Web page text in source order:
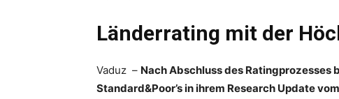
Länderrating mit der
Vaduz – Nach Abschluss des
Standard&Poor’s in ihrem Research Update